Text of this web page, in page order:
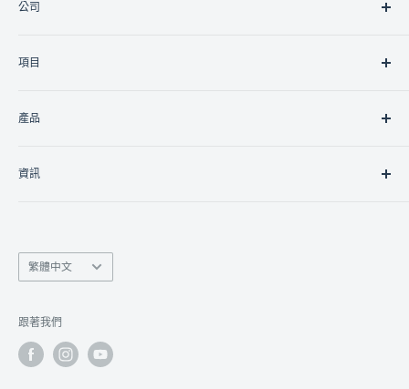
公司
聯絡我們
項目
商業的
產品
控制器
監視
數位看板
資訊
info@linko.com.hk
Whatsapp 即時查詢
言
繁體中文
跟著我們